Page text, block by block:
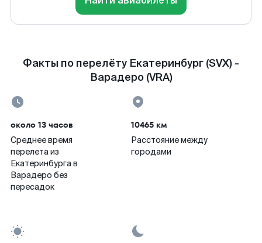
Факты по перелёту Екатеринбург (SVX) -
Варадеро (VRA)
около 13 часов
Среднее время
перелета из
Екатеринбурга в
Варадеро без
пересадок
10465 км
Расстояние между
городами